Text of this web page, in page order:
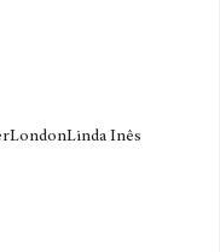
LondonLinda Inês